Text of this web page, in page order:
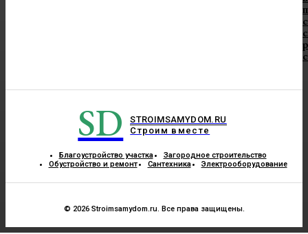
SD
STROIMSAMYDOM.RU
Строим вместе
Благоустройство участка
Загородное строительство
Обустройство и ремонт
Сантехника Электрооборудование
© 2026 Stroimsamydom.ru. Все права защищены.